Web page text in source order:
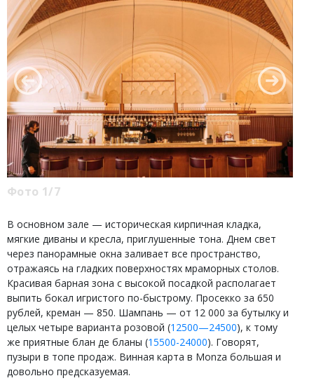
Фото 1/7
В основном зале — историческая кирпичная кладка,
мягкие диваны и кресла, приглушенные тона. Днем свет
через панорамные окна заливает все пространство,
отражаясь на гладких поверхностях мраморных столов.
Красивая барная зона с высокой посадкой располагает
выпить бокал игристого по-быстрому. Просекко за 650
рублей, креман — 850. Шампань — от 12 000 за бутылку и
целых четыре варианта розовой (12500—24500), к тому
же приятные блан де бланы (15500-24000). Говорят,
пузыри в топе продаж. Винная карта в Monza большая и
довольно предсказуемая.